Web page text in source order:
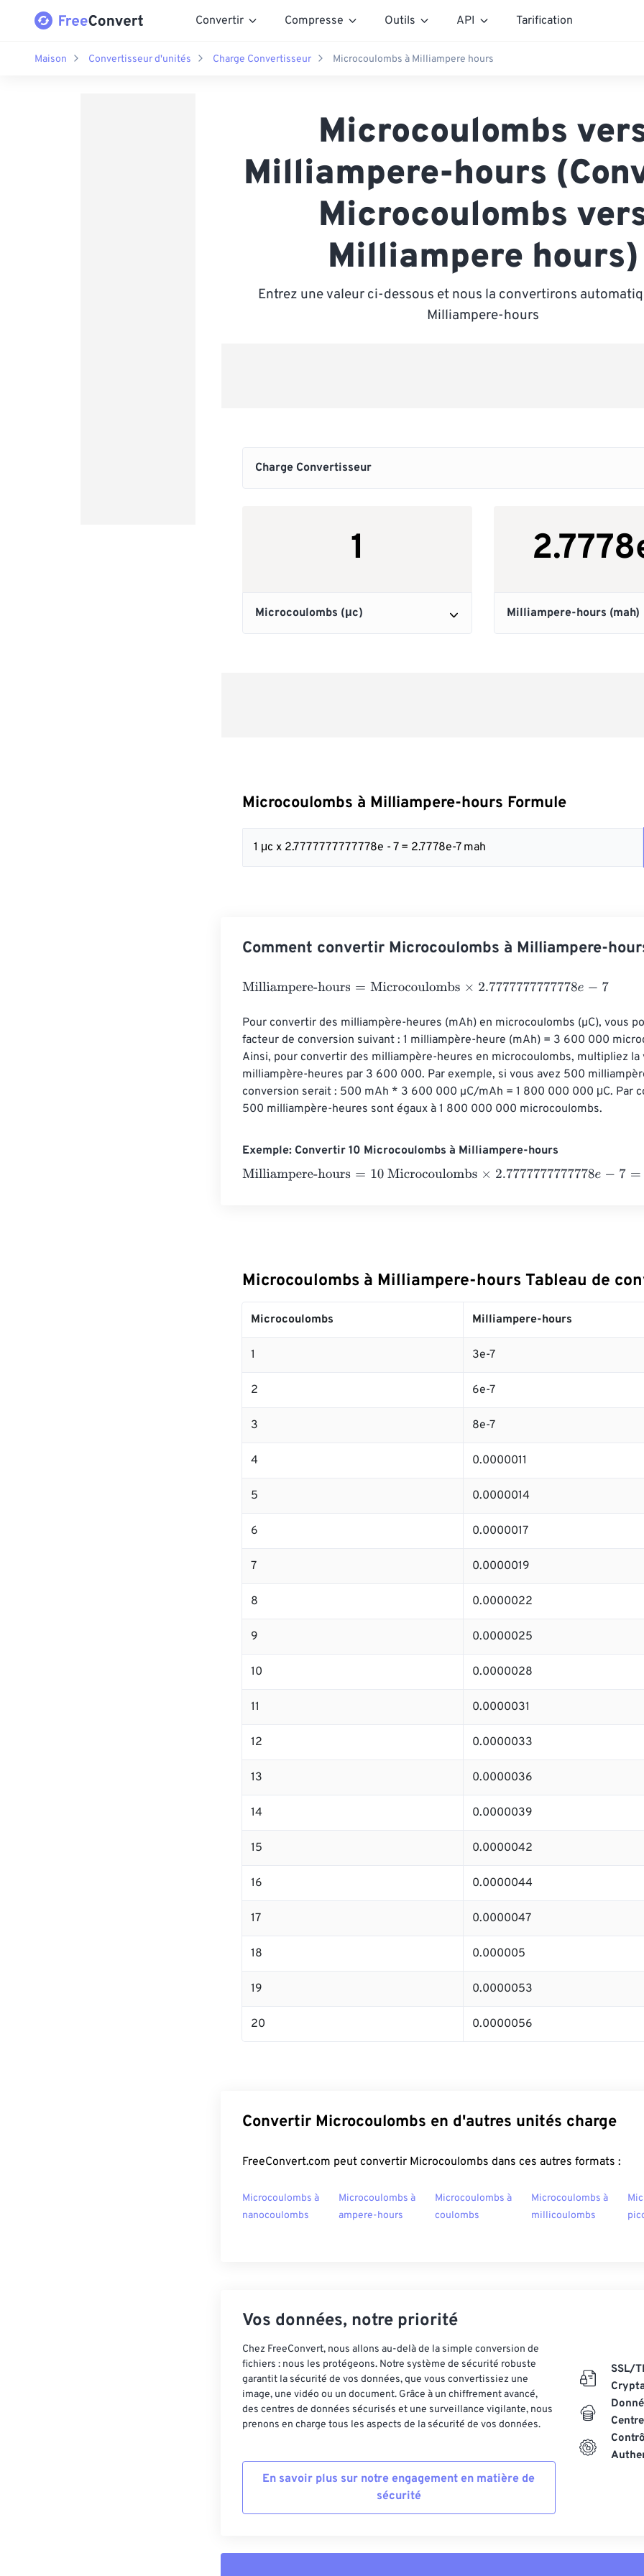
Convertir Compresse Outils API Tarification
Maison Convertisseur d'unités Charge Convertisseur Microcoulombs à Milliampere hours
Microcoulombs
Milliampere-hours
Microcoulombs
Milliampere hours)
Entrez une valeur ci-dessous et nous la convertirons
Milliampere-hours
Microcoulombs à Milliampere-hours Formule
1 μc x 2.7777777777778e - 7 = 2.7778e-7 mah
Comment convertir Microcoulombs à Milliampere-
Milliampere-hours=Microcoulombs×2.7777777777778e-7
Pour convertir des milliampère-heures (mAh) en microcoulombs (µC), vous
facteur de conversion suivant : 1 milliampère-heure (mAh) = 3 600 000
Ainsi, pour convertir des milliampère-heures en microcoulombs, multipliez la
milliampère-heures par 3 600 000. Par exemple, si vous avez 500
conversion serait : 500 mAh * 3 600 000 µC/mAh = 1 800 000 000 μC. Par
500 milliampère-heures sont égaux à 1 800 000 000 microcoulombs.
Exemple: Convertir 10 Microcoulombs à Milliampere-hours
Milliampere-hours=10 Microcoulombs×2.7777777777778e-7=0.0000028
Microcoulombs à Milliampere-hours Tableau de
Microcoulombs Milliampere-hours
1 3e-7
2 6e-7
3 8e-7
4 0.0000011
5 0.0000014
6 0.0000017
7 0.0000019
8 0.0000022
9 0.0000025
10 0.0000028
11 0.0000031
12 0.0000033
13 0.0000036
14 0.0000039
15 0.0000042
16 0.0000044
17 0.0000047
18 0.000005
19 0.0000053
20 0.0000056
Convertir Microcoulombs en d'autres unités charge
FreeConvert.com peut convertir Microcoulombs dans ces autres formats :
Microcoulombs à
nanocoulombs
Microcoulombs à
ampere-hours
Microcoulombs à
coulombs
Microcoulombs à
millicoulombs
Vos données, notre priorité
Chez FreeConvert, nous allons au-delà de la simple conversion de
fichiers : nous les protégeons. Notre système de sécurité robuste
garantit la sécurité de vos données, que vous convertissiez une
image, une vidéo ou un document. Grâce à un chiffrement avancé,
des centres de données sécurisés et une surveillance vigilante, nous
prenons en charge tous les aspects de la sécurité de vos données.
En savoir plus sur notre engagement en matière de
sécurité
SSL/